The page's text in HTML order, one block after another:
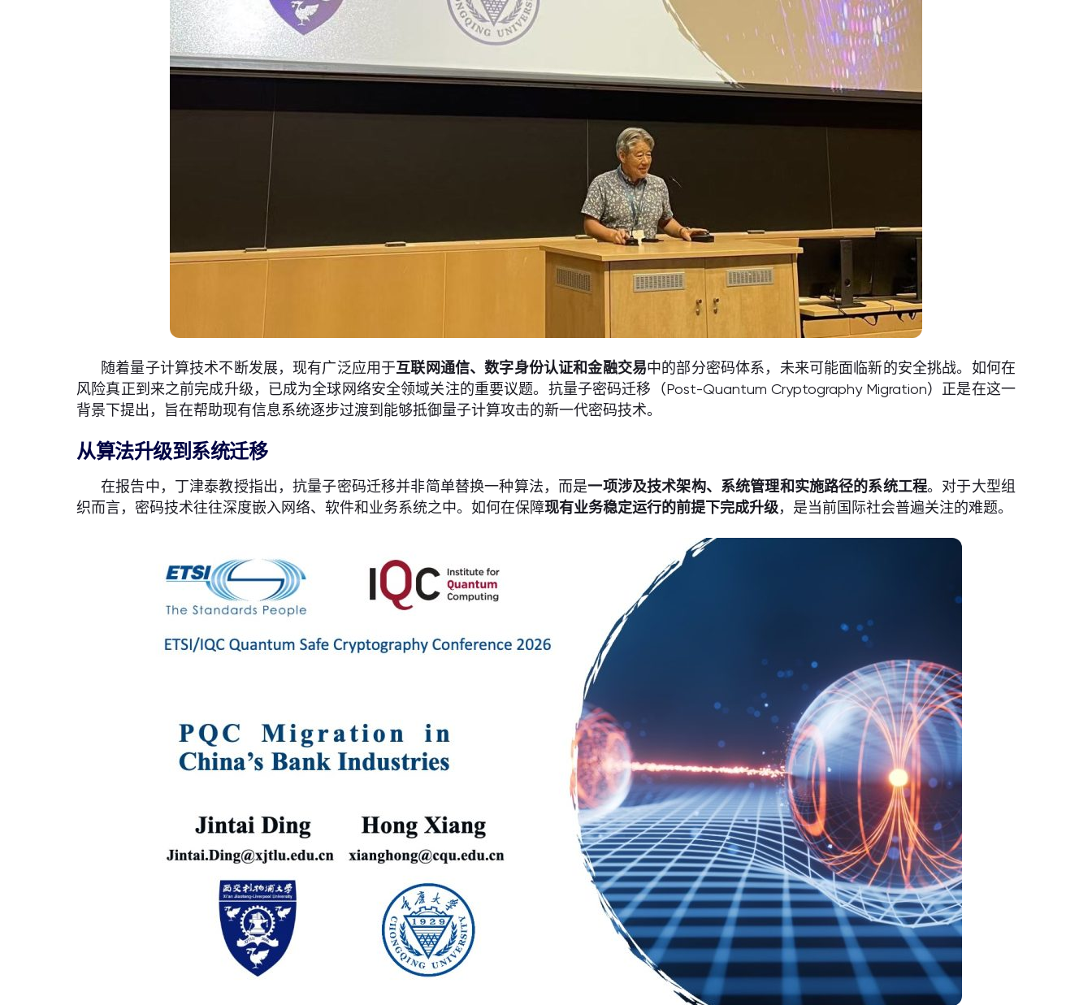
随着量子计算技术不断发展，现有广泛应用于互联网通信、数字身份认证和金融交易中的部分密码体系，未来可能面临新的安全挑战。如何在
风险真正到来之前完成升级，已成为全球网络安全领域关注的重要议题。抗量子密码迁移（Post-Quantum Cryptography Migration）正是在这一
背景下提出，旨在帮助现有信息系统逐步过渡到能够抵御量子计算攻击的新一代密码技术。
从算法升级到系统迁移
在报告中，丁津泰教授指出，抗量子密码迁移并非简单替换一种算法，而是一项涉及技术架构、系统管理和实施路径的系统工程。对于大型组
织而言，密码技术往往深度嵌入网络、软件和业务系统之中。如何在保障现有业务稳定运行的前提下完成升级，是当前国际社会普遍关注的难题。